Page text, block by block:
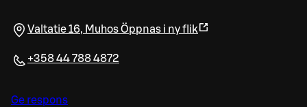
Valtatie 16, MuhosÖppnas i ny flik
+358 44 788 4872
Ge respons